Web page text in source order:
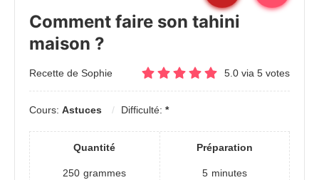
Comment faire son tahini
maison ?
Recette de Sophie 5.0 via 5 votes
Cours: Astuces Difficulté: *
Quantité
250 grammes
Préparation
5 minutes